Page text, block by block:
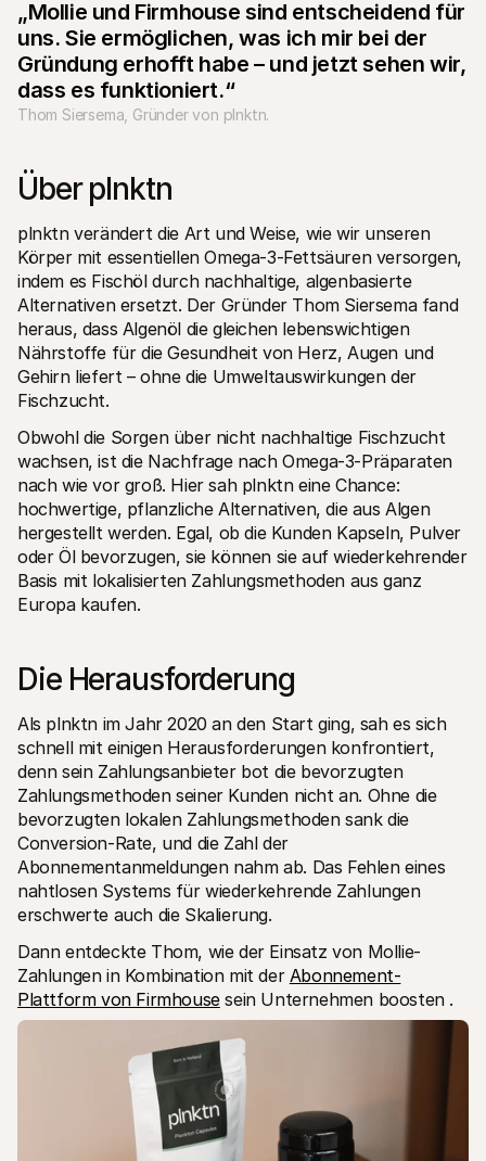
Für Endkunden
Warum steht Mollie auf Ihrem Kontoauszug?
Für Mollie-Händler
Kontaktieren Sie unseren Händler-Support
Sales-Team kontaktieren
Erfahren Sie, wie wir Ihrem Unternehmen helfen können
„Mollie und Firmhouse sind entscheidend für
uns. Sie ermöglichen, was ich mir bei der
Gründung erhofft habe – und jetzt sehen wir,
dass es funktioniert.“
Thom Siersema, Gründer von plnktn.
Über plnktn
plnktn verändert die Art und Weise, wie wir unseren
Körper mit essentiellen Omega-3-Fettsäuren versorgen,
indem es Fischöl durch nachhaltige, algenbasierte
Alternativen ersetzt. Der Gründer Thom Siersema fand
heraus, dass Algenöl die gleichen lebenswichtigen
Nährstoffe für die Gesundheit von Herz, Augen und
Gehirn liefert – ohne die Umweltauswirkungen der
Fischzucht.
Obwohl die Sorgen über nicht nachhaltige Fischzucht
wachsen, ist die Nachfrage nach Omega-3-Präparaten
nach wie vor groß. Hier sah plnktn eine Chance:
hochwertige, pflanzliche Alternativen, die aus Algen
hergestellt werden. Egal, ob die Kunden Kapseln, Pulver
oder Öl bevorzugen, sie können sie auf wiederkehrender
Basis mit lokalisierten Zahlungsmethoden aus ganz
Europa kaufen.
Die Herausforderung
Als plnktn im Jahr 2020 an den Start ging, sah es sich
schnell mit einigen Herausforderungen konfrontiert,
denn sein Zahlungsanbieter bot die bevorzugten
Zahlungsmethoden seiner Kunden nicht an. Ohne die
bevorzugten lokalen Zahlungsmethoden sank die
Conversion-Rate, und die Zahl der
Abonnementanmeldungen nahm ab. Das Fehlen eines
nahtlosen Systems für wiederkehrende Zahlungen
erschwerte auch die Skalierung.
Dann entdeckte Thom, wie der Einsatz von Mollie-
Zahlungen in Kombination mit der Abonnement-
Plattform von Firmhouse sein Unternehmen boosten .